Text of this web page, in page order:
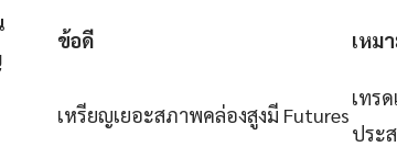
ข้อดี เหม
เหรียญเยอะสภาพคล่องสูงมี Futures
เทร
ประ